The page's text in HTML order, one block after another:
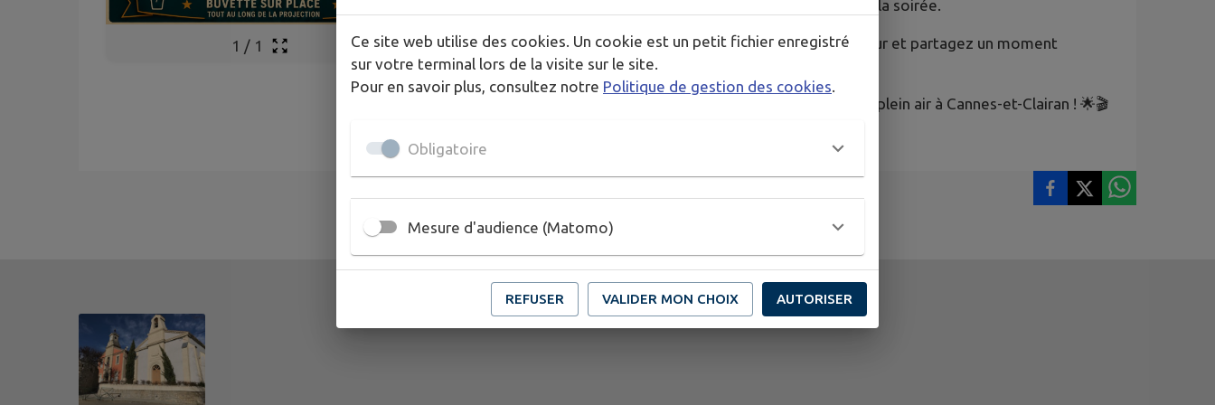
1 / 1
🍹 Buvette et petite restauration disponibles tout au long de la soirée.
Installez-vous confortablement, apportez votre bonne humeur et partagez un moment
magique en famille ou entre amis !
Nous vous attendons nombreux pour faire vivre le cinéma en plein air à Cannes-et-Clairan ! 🌟🎬
Ce site web utilise des cookies. Un cookie est un petit fichier enregistré
sur votre terminal lors de la visite sur le site.
Pour en savoir plus, consultez notre Politique de gestion des cookies.
Obligatoire
Mesure d'audience (Matomo)
REFUSER VALIDER MON CHOIX AUTORISER